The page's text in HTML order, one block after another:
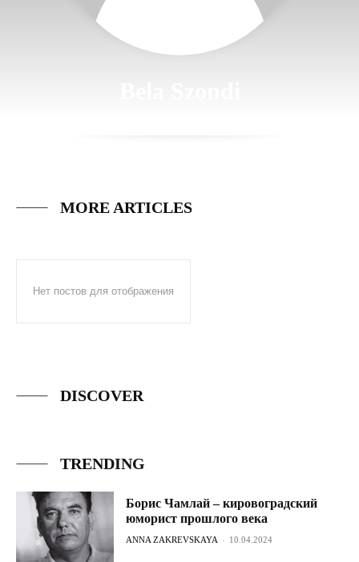
MORE ARTICLES
Нет постов для отображения
DISCOVER
TRENDING
Борис Чамлай – кировоградский
юморист прошлого века
ANNA ZAKREVSKAYA - 10.04.2024